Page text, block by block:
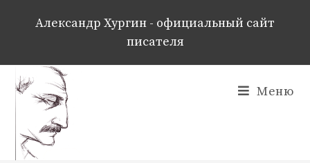
Александр Хургин - официальный сайт
писателя
Меню